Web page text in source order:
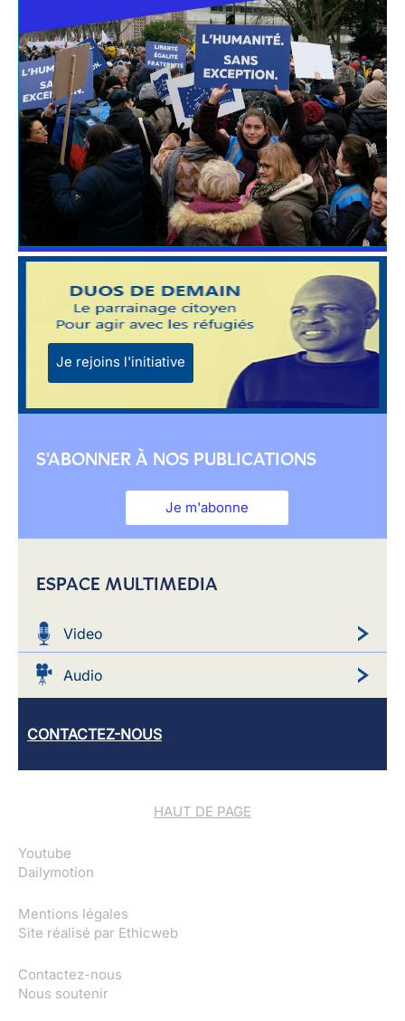
Je rejoins l'initiative
S'ABONNER À NOS PUBLICATIONS
Je m'abonne
ESPACE MULTIMEDIA
Video
Audio
CONTACTEZ-NOUS
HAUT DE PAGE
Youtube
Dailymotion
Mentions légales
Site réalisé par Ethicweb
Contactez-nous
Nous soutenir